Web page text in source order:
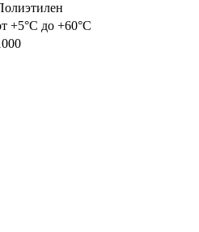
+5°C до +60°C